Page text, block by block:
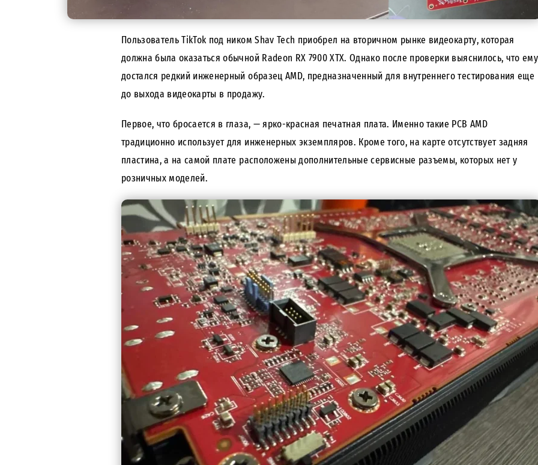
Пользователь TikTok под ником Shav Tech приобрел на вторичном рынке видеокарту, которая
должна была оказаться обычной Radeon RX 7900 XTX. Однако после проверки выяснилось, что ему
достался редкий инженерный образец AMD, предназначенный для внутреннего тестирования еще
до выхода видеокарты в продажу.
Первое, что бросается в глаза, — ярко-красная печатная плата. Именно такие PCB AMD
традиционно использует для инженерных экземпляров. Кроме того, на карте отсутствует задняя
пластина, а на самой плате расположены дополнительные сервисные разъемы, которых нет у
розничных моделей.